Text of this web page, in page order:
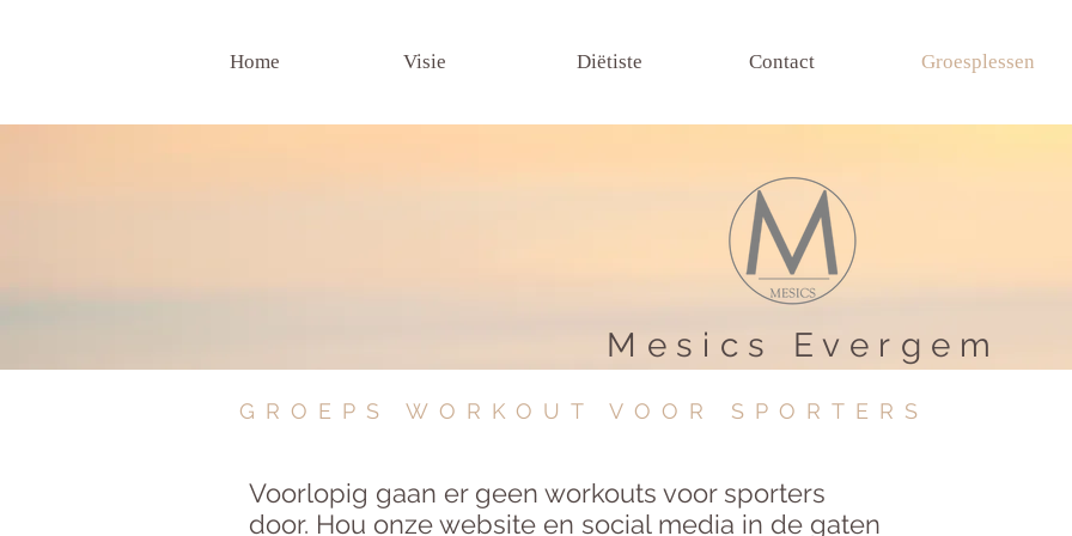
Home Visie Diëtiste Contact Groesplessen
Mesics Evergem
GROEPS WORKOUT VOOR SPORTERS
Voorlopig gaan er geen workouts voor sporters
door. Hou onze website en social media in de gaten